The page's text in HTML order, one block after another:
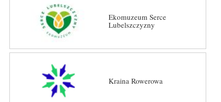
Ekomuzeum Serce
Lubelszczyzny
Kraina Rowerowa